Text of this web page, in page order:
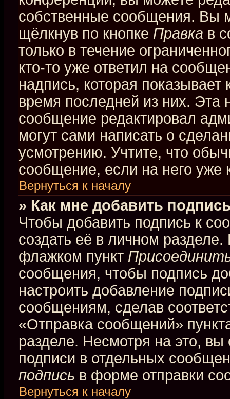
собственные сообщения. Вы
щёлкнув по кнопке Правка в
только в течение
кто-то уже ответил на
надпись, которая показывает
время последней из них. Эта
сообщение редактировал
могут сами написать о
усмотрению. Учтите, что
сообщение, если на него уже
Вернуться к началу
» Как мне добавить
Чтобы добавить подпись к
создать её в личном
флажком пункт
сообщения, чтобы подпись
настроить добавление
сообщениям, сделав
«Отправка сообщений»
разделе. Несмотря на это,
подписи в отдельных
подпись в форме отправки
Вернуться к началу